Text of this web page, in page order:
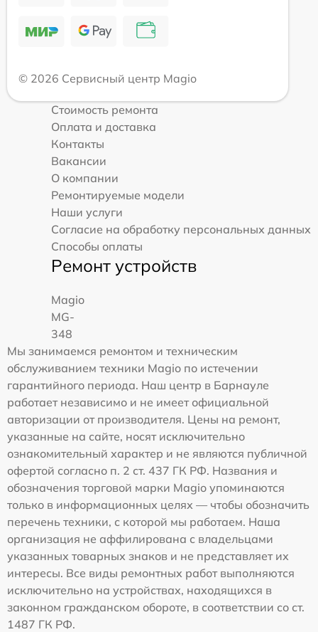
© 2026 Сервисный центр Magio
Стоимость ремонта
Оплата и доставка
Контакты
Вакансии
О компании
Ремонтируемые модели
Наши услуги
Согласие на обработку персональных данных
Способы оплаты
Ремонт устройств
Magio
MG-
348
Мы занимаемся ремонтом и техническим
обслуживанием техники Magio по истечении
гарантийного периода. Наш центр в Барнауле
работает независимо и не имеет официальной
авторизации от производителя. Цены на ремонт,
указанные на сайте, носят исключительно
ознакомительный характер и не являются публичной
офертой согласно п. 2 ст. 437 ГК РФ. Названия и
обозначения торговой марки Magio упоминаются
только в информационных целях — чтобы обозначить
перечень техники, с которой мы работаем. Наша
организация не аффилирована с владельцами
указанных товарных знаков и не представляет их
интересы. Все виды ремонтных работ выполняются
исключительно на устройствах, находящихся в
законном гражданском обороте, в соответствии со ст.
1487 ГК РФ.